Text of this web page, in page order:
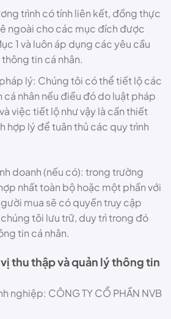
trình có tính liên kết, đồng thực
ngoài cho các mục đích được
1 và luôn áp dụng các yêu cầu
tin cá nhân.
lý: Chúng tôi có thể tiết lộ các
cá nhân nếu điều đó do luật pháp
việc tiết lộ như vậy là cần thiết
hợp lý để tuân thủ các quy trình
doanh (nếu có): trong trường
nhất toàn bộ hoặc một phần với
mua sẽ có quyền truy cập
tôi lưu trữ, duy trì trong đó
tin cá nhân.
thu thập và quản lý thông tin
nghiệp: CÔNG TY CỔ PHẦN NVB